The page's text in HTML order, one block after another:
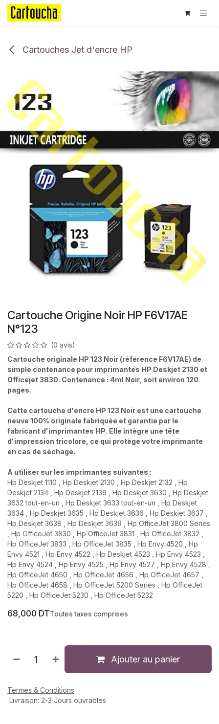
Se rendre au contenu
Cartouches Jet d'encre HP
Cartouche Origine Noir HP F6V17AE
N°123
(0 avis)
Cartouche originale HP 123 Noir (référence F6V17AE) de
simple contenance pour imprimantes HP Deskjet 2130 et
Officejet 3830. Contenance : 4ml Noir, soit environ 120
pages.
Cette cartouche d'encre HP 123 Noir est une cartouche
neuve 100% originale fabriquée et garantie par le
fabricant d'imprimantes HP. Elle intègre une tête
d'impression tricolore, ce qui protège votre imprimante
en cas de séchage.
A utiliser sur les imprimantes suivantes :
Hp Deskjet 1110 , Hp Deskjet 2130 , Hp Deskjet 2132 , Hp
Deskjet 2134 , Hp Deskjet 2136 , Hp Deskjet 3630 , Hp Deskjet
3632 tout-en-un , Hp Deskjet 3633 tout-en-un , Hp Deskjet
3634 , Hp Deskjet 3635 , Hp Deskjet 3636 , Hp Deskjet 3637 ,
Hp Deskjet 3638 , Hp Deskjet 3639 , Hp OfficeJet 3800 Series
, Hp OfficeJet 3830 , Hp OfficeJet 3831 , Hp OfficeJet 3832 ,
Hp OfficeJet 3833 , Hp OfficeJet 3835 , Hp Envy 4520 , Hp
Envy 4521 , Hp Envy 4522 , Hp Deskjet 4523 , Hp Envy 4523 ,
Hp Envy 4524 , Hp Envy 4525 , Hp Envy 4527 , Hp Envy 4528 ,
Hp OfficeJet 4650 , Hp OfficeJet 4656 , Hp OfficeJet 4657 ,
Hp OfficeJet 4658 , Hp OfficeJet 5200 Series , Hp OfficeJet
5220 , Hp OfficeJet 5230 , Hp OfficeJet 5232
68,000 DTToutes taxes comprises
Ajouter au panier
Termes & Conditions
Livraison: 2-3 Jours ouvrables